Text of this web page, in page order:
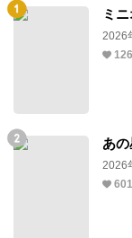
ミ
2026
あ
2026